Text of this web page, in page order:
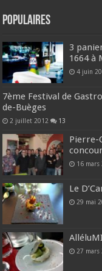
Populaires
3
1664 à
4 juin
7ème Festival de
de-Buèges
2 juillet 2012 13
Pierre-
16 mars
Le
29 mai
27 mars